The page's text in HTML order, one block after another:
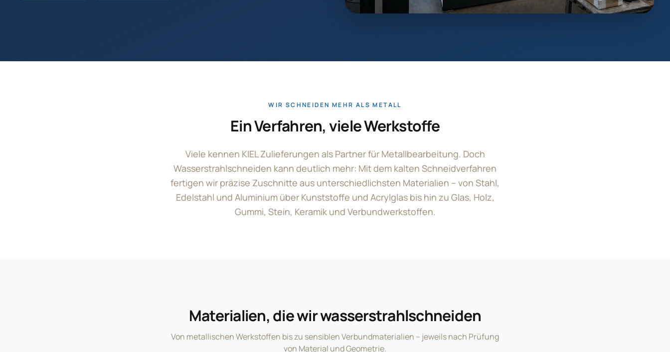
WIR SCHNEIDEN MEHR ALS METALL
Ein Verfahren, viele Werkstoffe
Viele kennen KIEL Zulieferungen als Partner für Metallbearbeitung. Doch
Wasserstrahlschneiden kann deutlich mehr: Mit dem kalten Schneidverfahren
fertigen wir präzise Zuschnitte aus unterschiedlichsten Materialien – von Stahl,
Edelstahl und Aluminium über Kunststoffe und Acrylglas bis hin zu Glas, Holz,
Gummi, Stein, Keramik und Verbundwerkstoffen.
Materialien, die wir wasserstrahlschneiden
Von metallischen Werkstoffen bis zu sensiblen Verbundmaterialien – jeweils nach Prüfung
von Material und Geometrie.